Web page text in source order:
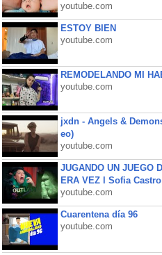
youtube.com
ESTOY BIEN
youtube.com
REMODELANDO MI
youtube.com
jxdn - Angels &
eo)
youtube.com
JUGANDO UN JUEGO
ERA VEZ l Sofia Castro
youtube.com
Cuarentena día 96
youtube.com